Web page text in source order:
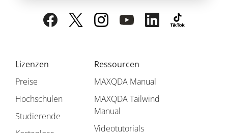
Lizenzen
Preise
Hochschulen
Studierende
Ressourcen
MAXQDA Manual
MAXQDA Tailwind
Manual
Videotutorials